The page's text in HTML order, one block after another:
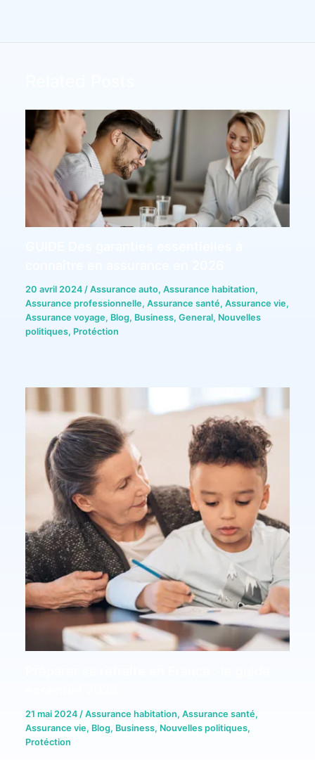
20 avril 2024/Assurance auto,Assurance habitation,
Assurance professionnelle,Assurance santé,Assurance vie,
Assurance voyage, Blog, Business,General, Nouvelles
politiques, Protéction
21 mai 2024 /Assurance habitation,Assurance santé,
Assurance vie, Blog, Business, Nouvelles politiques,
Protéction